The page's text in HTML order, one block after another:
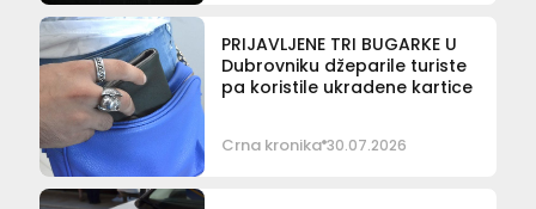
PRIJAVLJENE TRI BUGARKE U
Dubrovniku džeparile turiste
pa koristile ukradene kartice
Crna kronika 30.07.2026